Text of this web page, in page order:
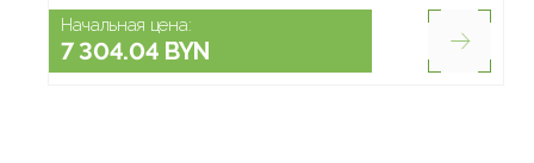
Начальная цена:
7 304.04 BYN